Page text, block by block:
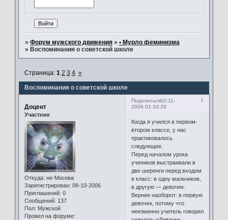
» Форум мужского движения » • Мурло феминизма
» Воспоминания о советской школе
Воспоминания о советской школе
Страница: 1 2 3 4 »
Поделиться 1
02-11-
2006 01:33:29
Доцент
Участник
Откуда: не-Москва
Зарегистрирован: 08-10-2006
Приглашений: 0
Сообщений: 137
Пол: Мужской
Провел на форуме:
Когда я учился в первом-
втором классе, у нас
практиковалось
следующее.
Перед началом урока
учеников выстраивали в
две шеренги перед входом
в класс: в одну мальчиков,
в другую — девочек.
Вернее наоборот: в первую
девочек, потому что
неизменно учитель говорил